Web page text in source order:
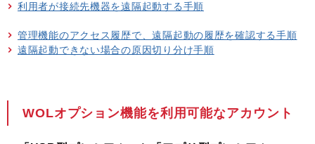
利用者が接続先機器を遠隔起動する手順
管理機能のアクセス履歴で、遠隔起動の履歴を確認する手順
遠隔起動できない場合の原因切り分け手順
WOLオプション機能を利用可能なアカウント